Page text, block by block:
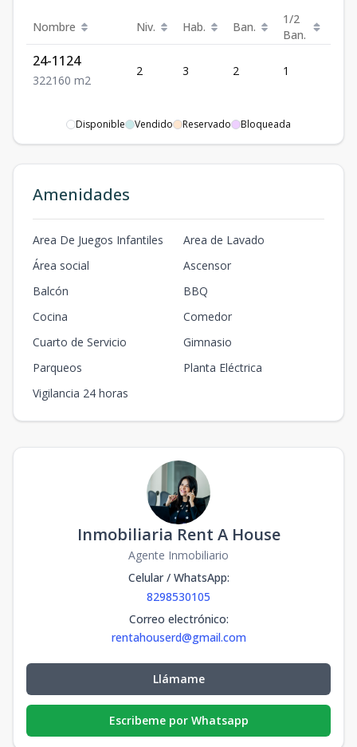
Nombre Niv. Hab. Ban.
1/2
Ban.
24-1124
322160 m2
2 3 2 1
Disponible Vendido Reservado Bloqueada
Amenidades
Area De Juegos Infantiles
Area de Lavado
Área social
Ascensor
Balcón
BBQ
Cocina
Comedor
Cuarto de Servicio
Gimnasio
Parqueos
Planta Eléctrica
Vigilancia 24 horas
Inmobiliaria Rent A House
Agente Inmobiliario
Celular / WhatsApp:
8298530105
Correo electrónico:
rentahouserd@gmail.com
Llámame
Escribeme por Whatsapp